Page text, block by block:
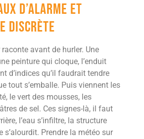
d’alarme et
discrète
avant de hurler. Une
peinture qui cloque, l’enduit
d’indices qu’il faudrait tendre
tout s’emballe. Puis viennent les
le vert des mousses, les
de sel. Ces signes-là, il faut
l’eau s’infiltre, la structure
s’alourdit. Prendre la météo sur